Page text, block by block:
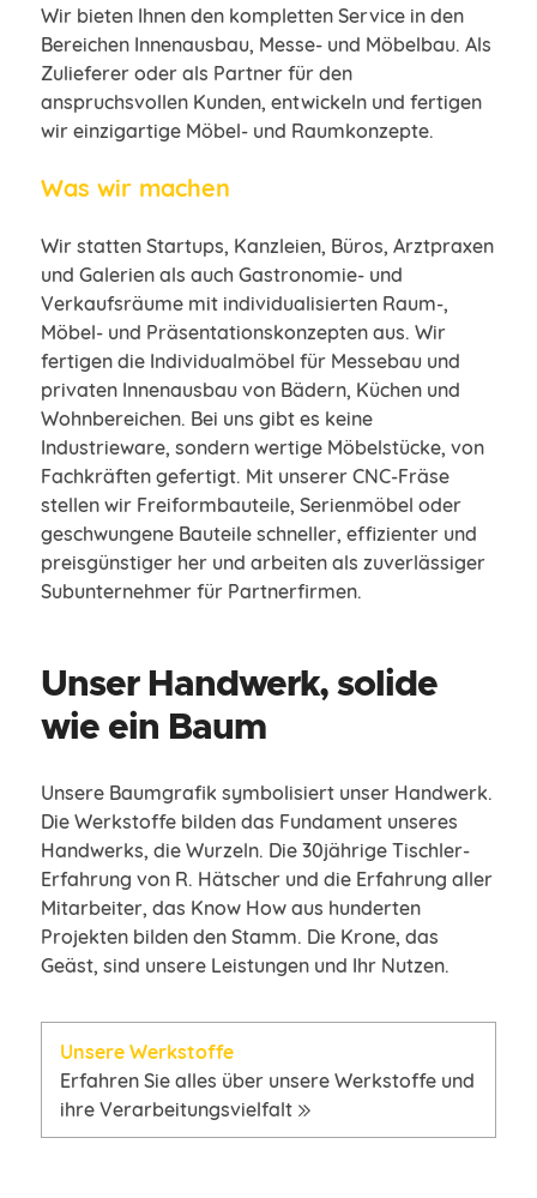
Wir bieten Ihnen den kompletten Service in den
Bereichen Innenausbau, Messe- und Möbelbau. Als
Zulieferer oder als Partner für den
anspruchsvollen Kunden, entwickeln und fertigen
wir einzigartige Möbel- und Raumkonzepte.
Was wir machen
Wir statten Startups, Kanzleien, Büros, Arztpraxen
und Galerien als auch Gastronomie- und
Verkaufsräume mit individualisierten Raum-,
Möbel- und Präsentationskonzepten aus. Wir
fertigen die Individualmöbel für Messebau und
privaten Innenausbau von Bädern, Küchen und
Wohnbereichen. Bei uns gibt es keine
Industrieware, sondern wertige Möbelstücke, von
Fachkräften gefertigt. Mit unserer CNC-Fräse
stellen wir Freiformbauteile, Serienmöbel oder
geschwungene Bauteile schneller, effizienter und
preisgünstiger her und arbeiten als zuverlässiger
Subunternehmer für Partnerfirmen.
Unser Handwerk, solide
wie ein Baum
Unsere Baumgrafik symbolisiert unser Handwerk.
Die Werkstoffe bilden das Fundament unseres
Handwerks, die Wurzeln. Die 30jährige Tischler-
Erfahrung von R. Hätscher und die Erfahrung aller
Mitarbeiter, das Know How aus hunderten
Projekten bilden den Stamm. Die Krone, das
Geäst, sind unsere Leistungen und Ihr Nutzen.
Unsere Werkstoffe
Erfahren Sie alles über unsere Werkstoffe und
ihre Verarbeitungsvielfalt